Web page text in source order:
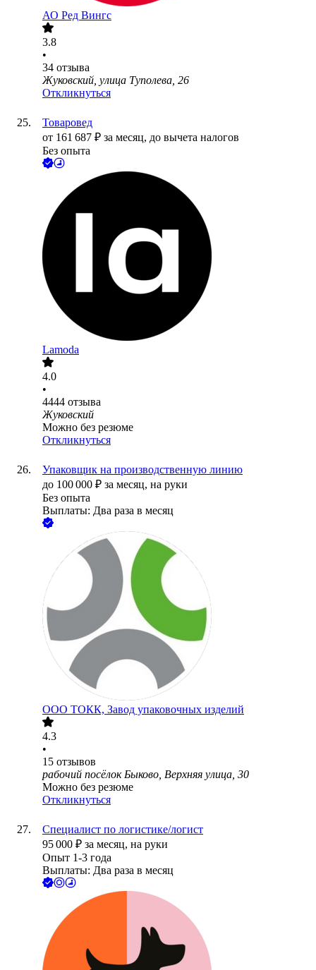
АО Ред Вингс
3.8
•
34 отзыва
Жуковский, улица Туполева, 26
Откликнуться
Товаровед
от 161 687 ₽ за месяц, до вычета налогов
Без опыта
Lamoda
4.0
•
4444 отзыва
Жуковский
Можно без резюме
Откликнуться
Упаковщик на производственную линию
до 100 000 ₽ за месяц, на руки
Без опыта
Выплаты: Два раза в месяц
ООО ТОКК, Завод упаковочных изделий
4.3
•
15 отзывов
рабочий посёлок Быково, Верхняя улица, 30
Можно без резюме
Откликнуться
Специалист по логистике/логист
95 000 ₽ за месяц, на руки
Опыт 1-3 года
Выплаты: Два раза в месяц